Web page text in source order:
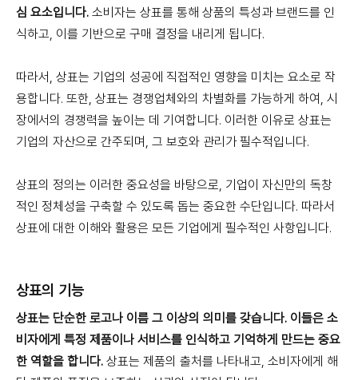
심 요소입니다. 소비자는 상표를 통해 상품의 특성과 브랜드를 인
식하고, 이를 기반으로 구매 결정을 내리게 됩니다.
따라서, 상표는 기업의 성공에 직접적인 영향을 미치는 요소로 작
용합니다. 또한, 상표는 경쟁업체와의 차별화를 가능하게 하여, 시
장에서의 경쟁력을 높이는 데 기여합니다. 이러한 이유로 상표는
기업의 자산으로 간주되며, 그 보호와 관리가 필수적입니다.
상표의 정의는 이러한 중요성을 바탕으로, 기업이 자신만의 독창
적인 정체성을 구축할 수 있도록 돕는 중요한 수단입니다. 따라서
상표에 대한 이해와 활용은 모든 기업에게 필수적인 사항입니다.
상표의 기능
상표는 단순한 로고나 이름 그 이상의 의미를 갖습니다. 이들은 소
비자에게 특정 제품이나 서비스를 인식하고 기억하게 만드는 중요
한 역할을 합니다. 상표는 제품의 출처를 나타내고, 소비자에게 해